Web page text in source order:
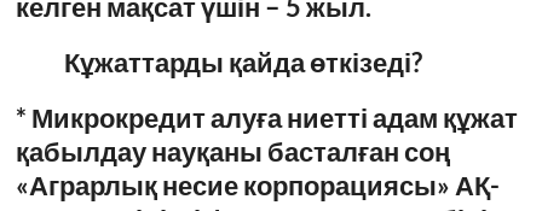
келген мақсат үшін – 5 жыл.
Кұжаттарды қайда өткізеді?
* Микрокредит алуға ниетті адам құжат
қабылдау науқаны басталған соң
«Аграрлық несие корпорациясы» АҚ-